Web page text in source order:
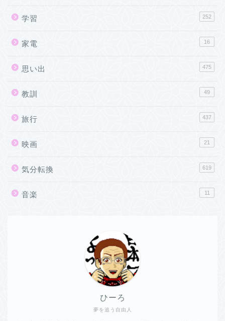
学習 252
家電 16
思い出 475
教訓 49
旅行 437
映画 21
気分転換 619
音楽 11
夢を追う自由人
ひーろ